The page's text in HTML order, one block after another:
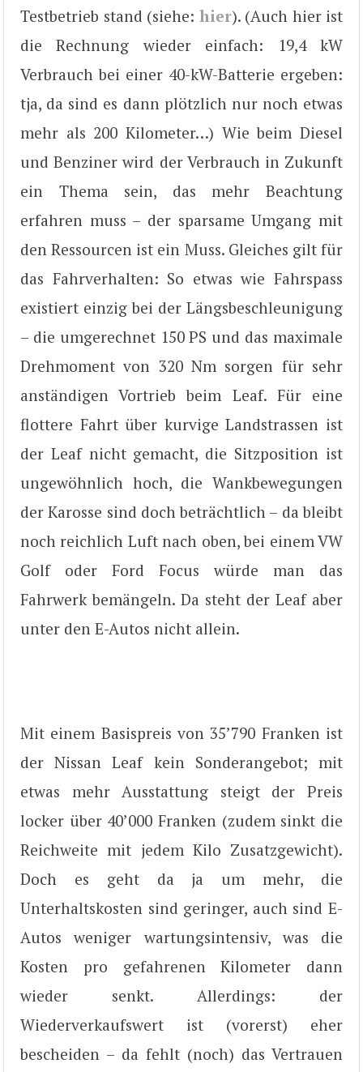
Testbetrieb stand (siehe: hier). (Auch hier ist
die Rechnung wieder einfach: 19,4 kW
Verbrauch bei einer 40-kW-Batterie ergeben:
tja, da sind es dann plötzlich nur noch etwas
mehr als 200 Kilometer…) Wie beim Diesel
und Benziner wird der Verbrauch in Zukunft
ein Thema sein, das mehr Beachtung
erfahren muss – der sparsame Umgang mit
den Ressourcen ist ein Muss. Gleiches gilt für
das Fahrverhalten: So etwas wie Fahrspass
existiert einzig bei der Längsbeschleunigung
– die umgerechnet 150 PS und das maximale
Drehmoment von 320 Nm sorgen für sehr
anständigen Vortrieb beim Leaf. Für eine
flottere Fahrt über kurvige Landstrassen ist
der Leaf nicht gemacht, die Sitzposition ist
ungewöhnlich hoch, die Wankbewegungen
der Karosse sind doch beträchtlich – da bleibt
noch reichlich Luft nach oben, bei einem VW
Golf oder Ford Focus würde man das
Fahrwerk bemängeln. Da steht der Leaf aber
unter den E-Autos nicht allein.
Mit einem Basispreis von 35’790 Franken ist
der Nissan Leaf kein Sonderangebot; mit
etwas mehr Ausstattung steigt der Preis
locker über 40’000 Franken (zudem sinkt die
Reichweite mit jedem Kilo Zusatzgewicht).
Doch es geht da ja um mehr, die
Unterhaltskosten sind geringer, auch sind E-
Autos weniger wartungsintensiv, was die
Kosten pro gefahrenen Kilometer dann
wieder senkt. Allerdings: der
Wiederverkaufswert ist (vorerst) eher
bescheiden – da fehlt (noch) das Vertrauen